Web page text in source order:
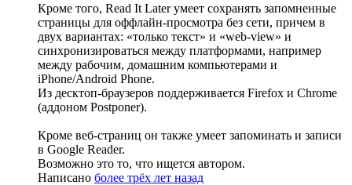
Кроме того, Read It Later умеет сохранять запомненные
страницы для оффлайн-просмотра без сети, причем в
двух вариантах: «только текст» и «web-view» и
синхронизироваться между платформами, например
между рабочим, домашним компьютерами и
iPhone/Android Phone.
Из десктоп-браузеров поддерживается Firefox и Chrome
(аддоном Postponer).
Кроме веб-страниц он также умеет запоминать и записи
в Google Reader.
Возможно это то, что ищется автором.
Написано более трёх лет назад